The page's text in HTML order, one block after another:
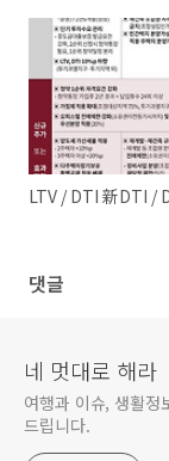
LTV / DTI 新DTI /
댓글
네 멋대로 해라
여행과 이슈, 생활정
드립니다.